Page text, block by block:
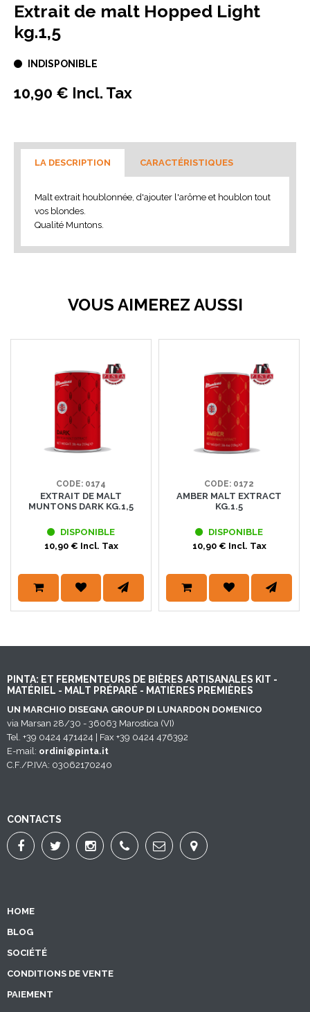
Extrait de malt Hopped Light
kg.1,5
INDISPONIBLE
10,90 € Incl. Tax
LA DESCRIPTION CARACTÉRISTIQUES
Malt extrait houblonnée, d'ajouter l'arôme et houblon tout
vos blondes.
Qualité Muntons.
VOUS AIMEREZ AUSSI
CODE: 0174
EXTRAIT DE MALT
MUNTONS DARK KG.1,5
DISPONIBLE
10,90 € Incl. Tax
CODE: 0172
AMBER MALT EXTRACT
KG.1.5
DISPONIBLE
10,90 € Incl. Tax
PINTA: ET FERMENTEURS DE BIÈRES ARTISANALES KIT -
MATÉRIEL - MALT PRÉPARÉ - MATIÈRES PREMIÈRES
UN MARCHIO DISEGNA GROUP DI LUNARDON DOMENICO
via Marsan 28/30 - 36063 Marostica (VI)
Tel. +39 0424 471424 | Fax +39 0424 476392
E-mail: ordini@pinta.it
C.F./P.IVA: 03062170240
CONTACTS
HOME
BLOG
SOCIÉTÉ
CONDITIONS DE VENTE
PAIEMENT